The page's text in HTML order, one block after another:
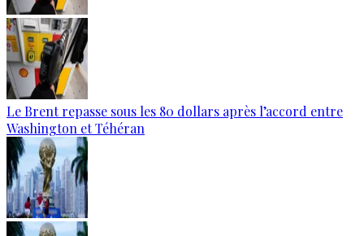
Le Brent repasse sous les 80 dollars après l’accord entre
Washington et Téhéran